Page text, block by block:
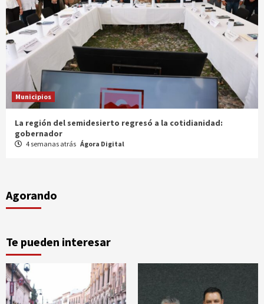
Municipios
Entrega gobernador a productores 100 mdp en semilla
1 mes atrás
Agorando
Te pueden interesar